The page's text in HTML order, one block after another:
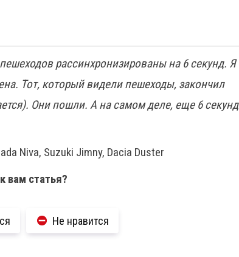
рассинхронизированы на 6 секунд. Я
Тот, который видели пешеходы, закончил
Они пошли. А на самом деле, еще 6 секунд
Niva, Suzuki Jimny, Dacia Duster
вам статья?
Не нравится